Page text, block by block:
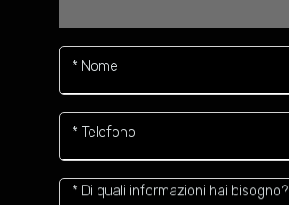
* Nome
* Telefono
* Di quali informazioni hai bisogno?